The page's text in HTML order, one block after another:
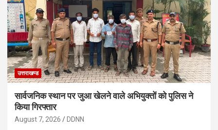
उत्तराखण्ड
सार्वजनिक स्थान पर जुआ खेलने वाले अभियुक्तों को पुलिस ने
किया गिरफ्तार
August 7, 2026 DDNN